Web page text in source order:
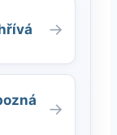
→
→